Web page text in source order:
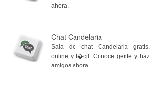
ahora.
Chat Candelaria
Sala de chat Candelaria gratis,
online y f�cil. Conoce gente y haz
amigos ahora.